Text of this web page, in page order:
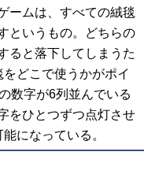
ームは、すべての絨毯
というもの。どちらの
ると落下してしまうた
どこで使うかがポイ
数字が6列並んでいる
をひとつずつ点灯させ
になっている。